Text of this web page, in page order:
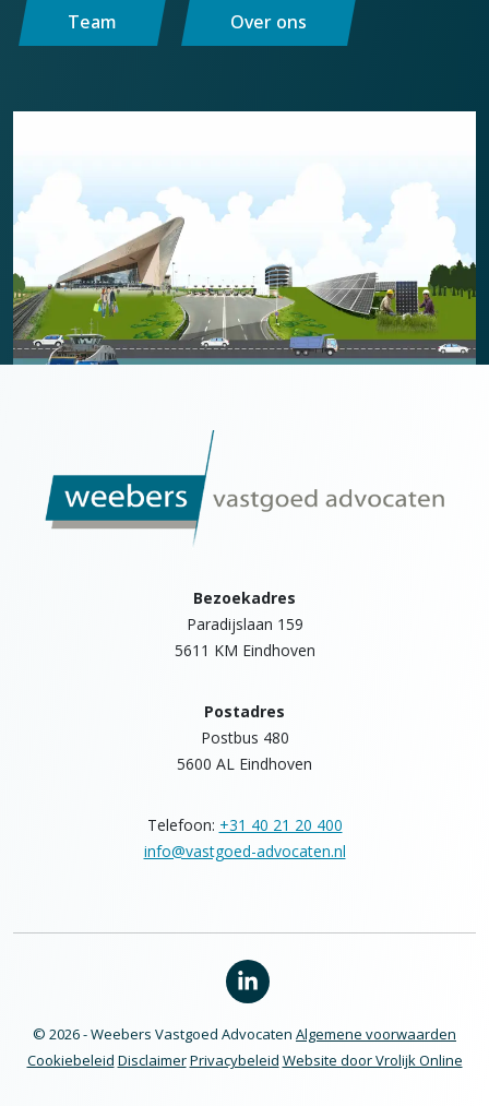
Team Over ons
Bezoekadres
Paradijslaan 159
5611 KM Eindhoven
Postadres
Postbus 480
5600 AL Eindhoven
Telefoon: +31 40 21 20 400
info@vastgoed-advocaten.nl
© 2026 - Weebers Vastgoed Advocaten Algemene voorwaarden
Cookiebeleid DisclaimerPrivacybeleid Website door Vrolijk Online